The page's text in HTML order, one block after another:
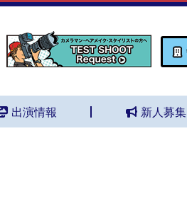
出演情報 新人募集